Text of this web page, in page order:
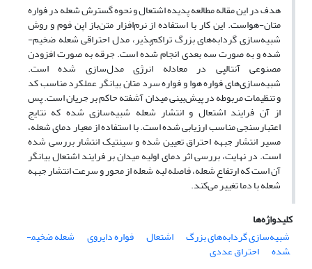
هدف در این مقاله مطالعه پدیده اشتعال و نحوه گسترش شعله در فواره
متان-هواست. این کار با استفاده از نرم‌افزار متن‌باز اپن­ فوم و روش
شبیه‌سازی گردابه‌های بزرگ تراکم‌پذیر، مدل احتراقی شعله ضخیم­
شده و به­ صورت سه­ بعدی انجام شده است. جرقه به­ صورت افزودن
مصنوعی آنتالپی در معادله انرژی مدل‌سازی شده است.
شبیه‌سازی‌های فواره هوا و فواره سرد متان بیانگر عملکرد مناسب کد
و تنظیمات مربوطه در پیش‌بینی میدان آشفته حاکم بر جریان است. پس
از آن فرایند اشتعال و انتشار شعله شبیه‌سازی شده که نتایج
اعتبارسنجی مناسب ارزیابی شده است. با استفاده از معیار دمای شعله،
مسیر انتشار جبهه احتراق تعیین شده و سینتیک انتشار بررسی شده
است. در نهایت، بررسی اثر دمای اولیه میدان بر فرایند اشتعال بیانگر
آن است که ارتفاع شعله، فاصله لبه شعله از محور و سرعت انتشار جبهه
شعله با دما تغییر می‌کند.
کلیدواژه‌ها
شبیه‌سازی گردابه‌های بزرگ
اشتعال فواره دایروی شعله ضخیم­
شده احتراق عددی